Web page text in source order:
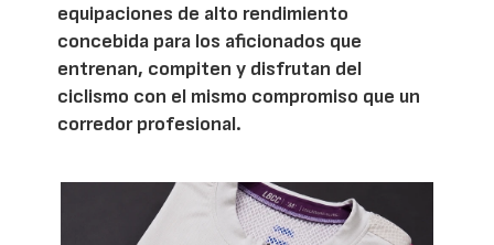
equipaciones de alto rendimiento
concebida para los aficionados que
entrenan, compiten y disfrutan del
ciclismo con el mismo compromiso que un
corredor profesional.